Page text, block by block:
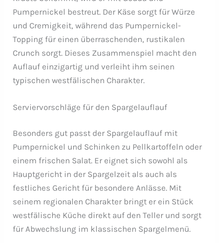
Pumpernickel bestreut. Der Käse sorgt für Würze
und Cremigkeit, während das Pumpernickel-
Topping für einen überraschenden, rustikalen
Crunch sorgt. Dieses Zusammenspiel macht den
Auflauf einzigartig und verleiht ihm seinen
typischen westfälischen Charakter.
Serviervorschläge für den Spargelauflauf
Besonders gut passt der Spargelauflauf mit
Pumpernickel und Schinken zu Pellkartoffeln oder
einem frischen Salat. Er eignet sich sowohl als
Hauptgericht in der Spargelzeit als auch als
festliches Gericht für besondere Anlässe. Mit
seinem regionalen Charakter bringt er ein Stück
westfälische Küche direkt auf den Teller und sorgt
für Abwechslung im klassischen Spargelmenü.